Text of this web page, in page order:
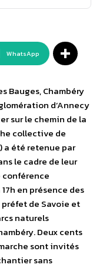
WhatsApp
Bauges, Chambéry
d’Annecy
sur le chemin de la
collective de
a été retenue par
le cadre de leur
en présence des
de Savoie et
naturels
Deux cents
sont invités
sans